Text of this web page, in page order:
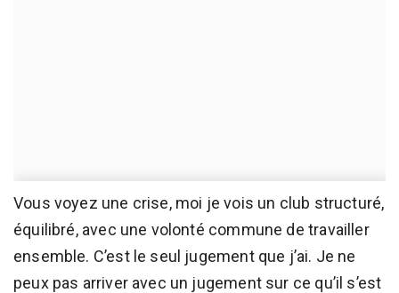
Vous voyez une crise, moi je vois un club structuré,
équilibré, avec une volonté commune de travailler
ensemble. C’est le seul jugement que j’ai. Je ne
peux pas arriver avec un jugement sur ce qu’il s’est